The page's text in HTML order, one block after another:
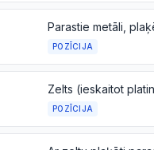
Parastie metāli,
POZĪCIJA
Zelts (ieskaitot
POZĪCIJA